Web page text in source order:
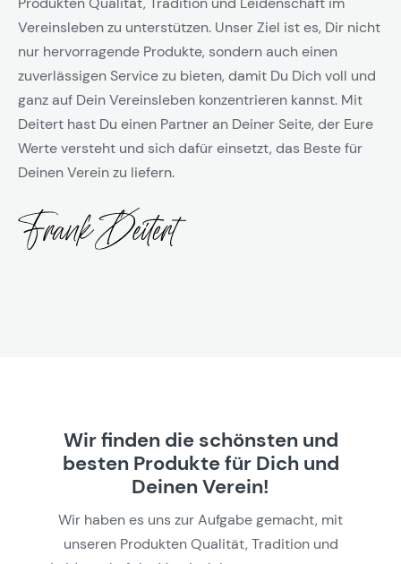
Vereinsleben zu unterstützen. Unser Ziel ist es, Dir nicht
nur hervorragende Produkte, sondern auch einen
zuverlässigen Service zu bieten, damit Du Dich voll und
ganz auf Dein Vereinsleben konzentrieren kannst. Mit
Deitert hast Du einen Partner an Deiner Seite, der Eure
Werte versteht und sich dafür einsetzt, das Beste für
Deinen Verein zu liefern.
Wir finden die schönsten und
besten Produkte für Dich und
Deinen Verein!
Wir haben es uns zur Aufgabe gemacht, mit
unseren Produkten Qualität, Tradition und